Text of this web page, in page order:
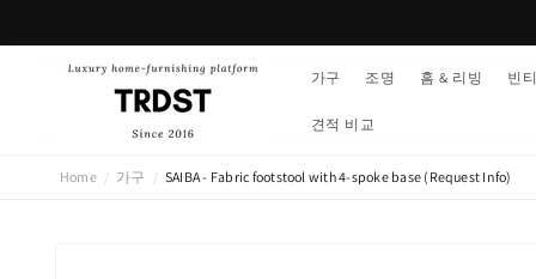
뛰기
가구 조명 홈 & 리빙 빈
견적 비교
Home / 가구 / SAIBA - Fabric footstool with 4-spoke base (Request Info)